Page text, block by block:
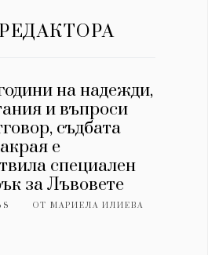
на надежди,
и въпроси
съдбата
е
специален
за Лъвовете
ОТМАРИЕЛА ИЛИЕВА